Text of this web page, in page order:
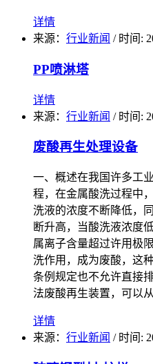
详情
来源： 行业新闻 / 时间:
PP喷淋塔
详情
来源： 行业新闻 / 时间:
废酸再生处理设备
一、概述在我国许多工
程，在金属酸洗过程中
洗液的浓度不断降低，
断升高，当酸洗液浓度
属离子含量超过许用极
洗作用，成为废酸，这
条例规定也不允许直接
法废酸再生装置，可以
详情
来源： 行业新闻 / 时间: